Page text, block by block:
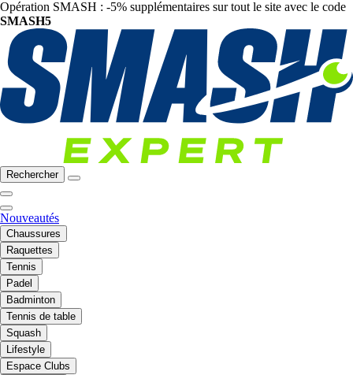
Opération SMASH : -5% supplémentaires sur tout le site avec le code
SMASH5
Rechercher
Nouveautés
Chaussures
Raquettes
Tennis
Padel
Badminton
Tennis de table
Squash
Lifestyle
Espace Clubs